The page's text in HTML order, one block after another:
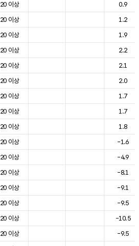
20 이상
0.9
20 이상
1.2
20 이상
1.9
20 이상
2.2
20 이상
2.1
20 이상
2.0
20 이상
1.7
20 이상
1.7
20 이상
1.8
20 이상
-1.6
20 이상
-4.9
20 이상
-8.1
20 이상
-9.1
20 이상
-9.5
20 이상
-10.5
20 이상
-9.5